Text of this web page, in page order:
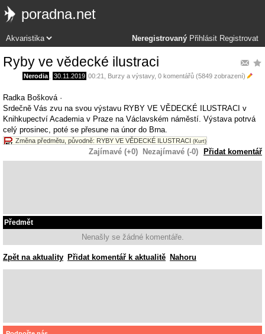
poradna.net
Neregistrovaný Přihlásit Registrovat
Ryby ve vědecké ilustraci
Nerodia 30.11.2019 00:21 Burzy a výstavy, 0 komentářů (5849 zobrazení)
Radka Bošková ·
Srdečně Vás zvu na svou výstavu RYBY VE VĚDECKÉ ILUSTRACI v
Knihkupectví Academia v Praze na Václavském náměstí. Výstava potrvá
celý prosinec, poté se přesune na únor do Brna.
Změna předmětu, původně: RYBY VE VĚDECKÉ ILUSTRACI (Kurt)
Zajímavé (+0) Nezajímavé (-0) Přidat komentář
Předmět
Nenašly se žádné komentáře.
Zpět na aktuality Přidat komentář k aktualitě Nahoru